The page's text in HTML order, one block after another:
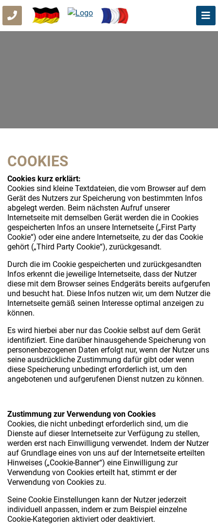
COOKIES
Cookies kurz erklärt:
Cookies sind kleine Textdateien, die vom Browser auf dem
Gerät des Nutzers zur Speicherung von bestimmten Infos
abgelegt werden. Beim nächsten Aufruf unserer
Internetseite mit demselben Gerät werden die in Cookies
gespeicherten Infos an unsere Internetseite („First Party
Cookie“) oder eine andere Internetseite, zu der das Cookie
gehört („Third Party Cookie“), zurückgesandt.
Durch die im Cookie gespeicherten und zurückgesandten
Infos erkennt die jeweilige Internetseite, dass der Nutzer
diese mit dem Browser seines Endgeräts bereits aufgerufen
und besucht hat. Diese Infos nutzen wir, um dem Nutzer die
Internetseite gemäß seinen Interesse optimal anzeigen zu
können.
Es wird hierbei aber nur das Cookie selbst auf dem Gerät
identifiziert. Eine darüber hinausgehende Speicherung von
personenbezogenen Daten erfolgt nur, wenn der Nutzer uns
seine ausdrückliche Zustimmung dafür gibt oder wenn
diese Speicherung unbedingt erforderlich ist, um den
angebotenen und aufgerufenen Dienst nutzen zu können.
Zustimmung zur Verwendung von Cookies
Cookies, die nicht unbedingt erforderlich sind, um die
Dienste auf dieser Internetseite zur Verfügung zu stellen,
werden erst nach Einwilligung verwendet. Indem der Nutzer
auf Grundlage eines von uns auf der Internetseite erteilten
Hinweises („Cookie-Banner“) eine Einwilligung zur
Verwendung von Cookies erteilt hat, stimmt er der
Verwendung von Cookies zu.
Seine Cookie Einstellungen kann der Nutzer jederzeit
individuell anpassen, indem er zum Beispiel einzelne
Cookie-Kategorien aktiviert oder deaktiviert.